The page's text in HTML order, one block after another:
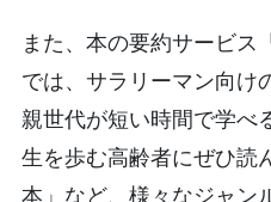
また、本の要約サービス
では、サラリーマン向け
親世代が短い時間で学べ
生を歩む高齢者にぜひ読
本」など、様々なジャン